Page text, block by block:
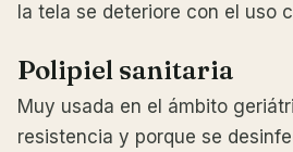
la tela se deteriore con el uso
Polipiel sanitaria
Muy usada en el ámbito
resistencia y porque se